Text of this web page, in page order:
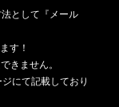
として『メール
す！
きません。
にて記載しており